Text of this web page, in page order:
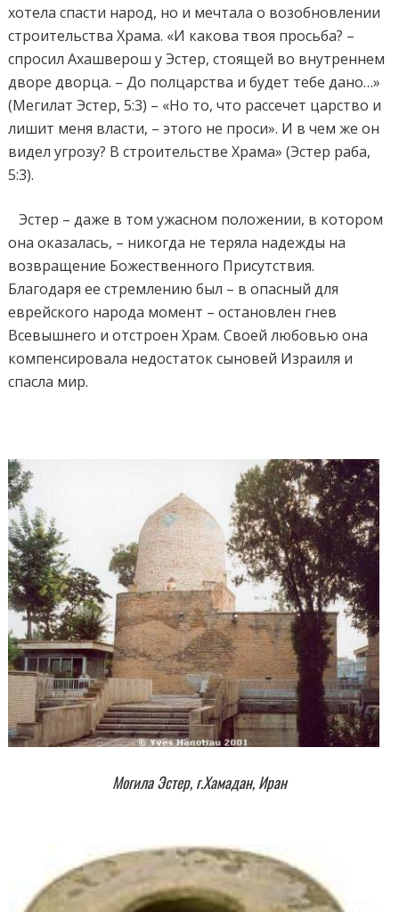
хотела спасти народ, но и мечтала о возобновлении
строительства Храма. «И какова твоя просьба? –
спросил Ахашверош у Эстер, стоящей во внутреннем
дворе дворца. – До полцарства и будет тебе дано…»
(Мегилат Эстер, 5:3) – «Но то, что рассечет царство и
лишит меня власти, – этого не проси». И в чем же он
видел угрозу? В строительстве Храма» (Эстер раба,
5:3).
Эстер – даже в том ужасном положении, в котором
она оказалась, – никогда не теряла надежды на
возвращение Божественного Присутствия.
Благодаря ее стремлению был – в опасный для
еврейского народа момент – остановлен гнев
Всевышнего и отстроен Храм. Своей любовью она
компенсировала недостаток сыновей Израиля и
спасла мир.
Могила Эстер, г.Хамадан, Иран